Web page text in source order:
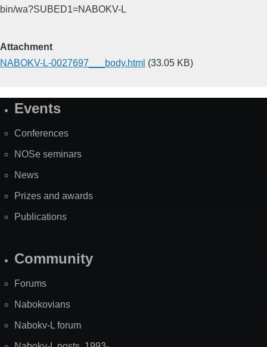
bin/wa?SUBED1=NABOKV-L
Attachment
NABOKV-L-0027697___body.html (33.05 KB)
SiteEvents
Conferences
NOSe seminars
News
Prizes and awards
Publications
Community
Forums
Nabokovians
Nabokv-L forum